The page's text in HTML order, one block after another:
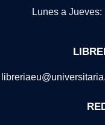
Lunes a